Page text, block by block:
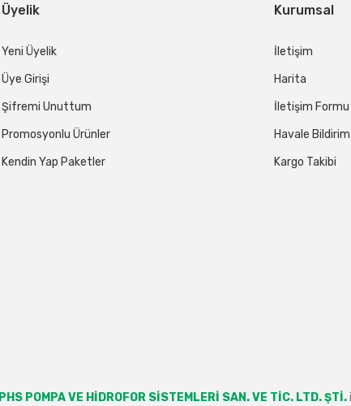
Üyelik
Yeni Üyelik
Üye Girişi
Şifremi Unuttum
Promosyonlu Ürünler
Kendin Yap Paketler
Kurumsal
İletişim
Harita
İletişim Formu
Havale
Kargo Takibi
PHS POMPA VE HİDROFOR SİSTEMLERİ SAN. VE TİC. LTD. ŞTİ.